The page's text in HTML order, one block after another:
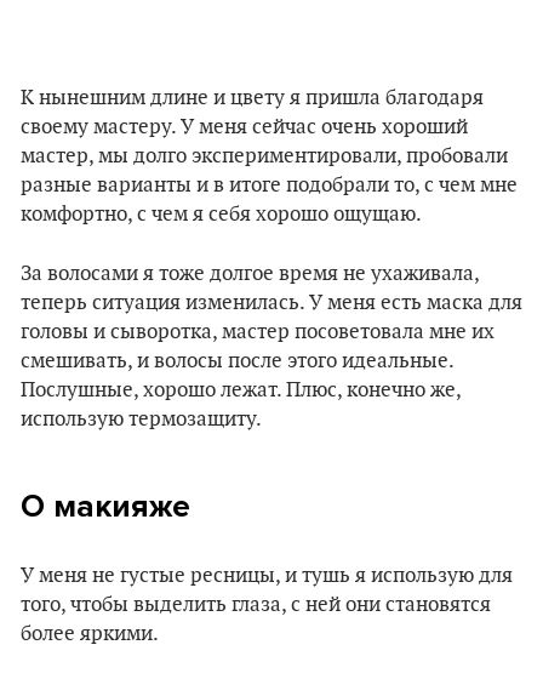
К нынешним длине и цвету я пришла благодаря
своему мастеру. У меня сейчас очень хороший
мастер, мы долго экспериментировали, пробовали
разные варианты и в итоге подобрали то, с чем мне
комфортно, с чем я себя хорошо ощущаю.
За волосами я тоже долгое время не ухаживала,
теперь ситуация изменилась. У меня есть маска для
головы и сыворотка, мастер посоветовала мне их
смешивать, и волосы после этого идеальные.
Послушные, хорошо лежат. Плюс, конечно же,
использую термозащиту.
О макияже
У меня не густые ресницы, и тушь я использую для
того, чтобы выделить глаза, с ней они становятся
более яркими.